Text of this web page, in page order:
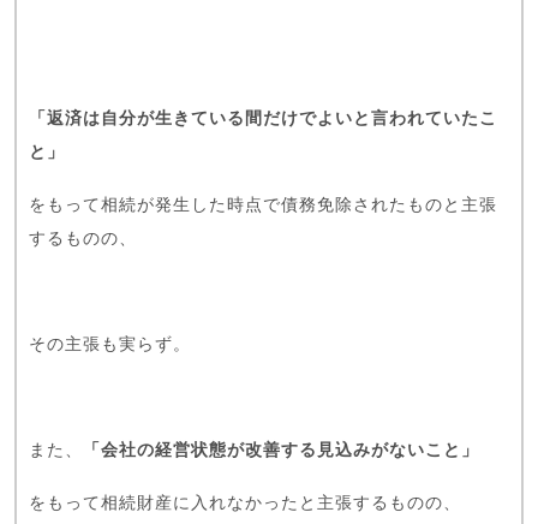
「返済は自分が生きている間だけでよいと言われていたこ
と」
をもって相続が発生した時点で債務免除されたものと主張
するものの、
その主張も実らず。
また、 「会社の経営状態が改善する見込みがないこと」
をもって相続財産に入れなかったと主張するものの、